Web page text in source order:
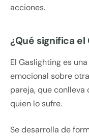
acciones.
¿Qué significa el
El Gaslighting es
emocional sobre
pareja, que conlleva
quien lo sufre.
Se desarrolla de